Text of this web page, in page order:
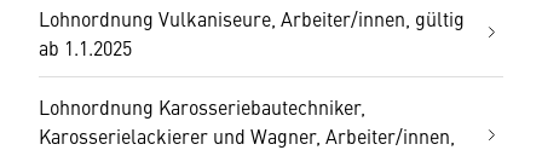
Lohnordnung Vulkaniseure, Arbeiter/innen, gültig
ab 1.1.2025
Lohnordnung Karosseriebautechniker,
Karosserielackierer und Wagner, Arbeiter/innen,